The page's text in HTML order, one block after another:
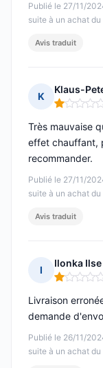
Publié le 27/11/
suite à un achat
Avis traduit
K
Klaus-
Note : 1
Publié le 27/11/
suite à un achat
Très mauvaise
effet chauffant,
recommander.
Avis traduit
I
Ilonka Ilse
Note : 1
Publié le 26/11/
suite à un achat
Livraison
demande